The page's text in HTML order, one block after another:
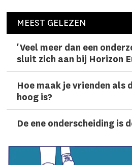
MEEST GELEZEN
'Veel meer dan een
sluit zich aan bij Horizon
Hoe maak je vrienden als
hoog is?
De ene onderscheiding is